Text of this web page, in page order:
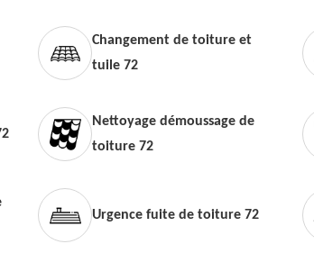
Changement de toiture et
tuile 72
Nettoyage démoussage de
toiture 72
Urgence fuite de toiture 72